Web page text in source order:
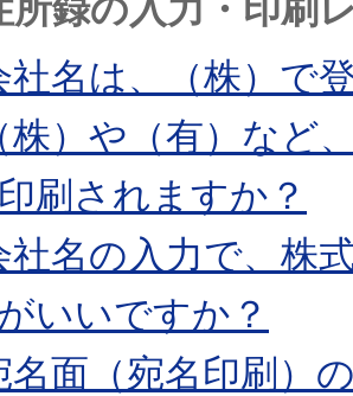
所録の入力・印刷
社名は、（株）で
株）や（有）など
刷されますか？
社名の入力で、株
いいですか？
名面（宛名印刷）